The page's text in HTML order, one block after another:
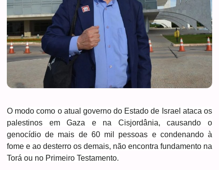
O modo como o atual governo do Estado de Israel ataca os
palestinos em Gaza e na Cisjordânia, causando o
genocídio de mais de 60 mil pessoas e condenando à
fome e ao desterro os demais, não encontra fundamento na
Torá ou no Primeiro Testamento.